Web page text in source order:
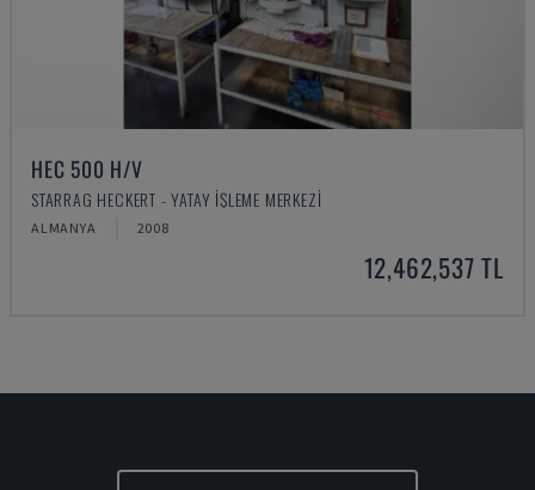
HEC 500 H/V
STARRAG HECKERT - YATAY İŞLEME MERKEZI
ALMANYA 2008
12,462,537 TL